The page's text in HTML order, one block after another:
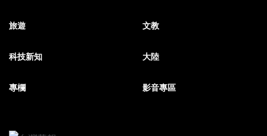
旅遊 文教
科技新知 大陸
專欄 影音專區